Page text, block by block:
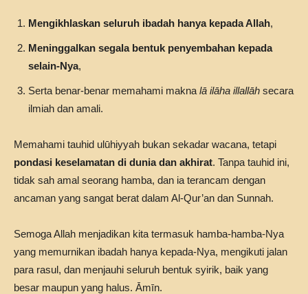
Mengikhlaskan seluruh ibadah hanya kepada Allah,
Meninggalkan segala bentuk penyembahan kepada
selain-Nya,
Serta benar-benar memahami makna lā ilāha illallāh secara
ilmiah dan amali.
Memahami tauhid ulūhiyyah bukan sekadar wacana, tetapi
pondasi keselamatan di dunia dan akhirat. Tanpa tauhid ini,
tidak sah amal seorang hamba, dan ia terancam dengan
ancaman yang sangat berat dalam Al-Qur’an dan Sunnah.
Semoga Allah menjadikan kita termasuk hamba-hamba-Nya
yang memurnikan ibadah hanya kepada-Nya, mengikuti jalan
para rasul, dan menjauhi seluruh bentuk syirik, baik yang
besar maupun yang halus. Āmīn.